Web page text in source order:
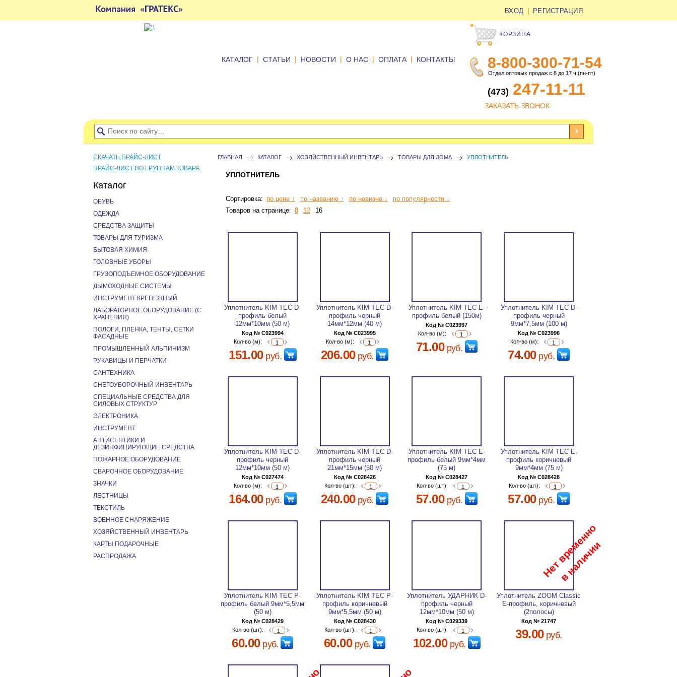
ВХОД РЕГИСТРАЦИЯ
КОРЗИНА
8-800-300-71-54
Отдел оптовых продаж с 8 до 17 ч (пн-пт)
(473) 247-11-11
ЗАКАЗАТЬ ЗВОНОК
КАТАЛОГ | СТАТЬИ | НОВОСТИ | О НАС | ОПЛАТА | КОНТАКТЫ
ГЛАВНАЯ КАТАЛОГ ХОЗЯЙСТВЕННЫЙ ИНВЕНТАРЬ ТОВАРЫ ДЛЯ ДОМА УПЛОТНИТЕЛЬ
УПЛОТНИТЕЛЬ
Сортировка: по цене ↑ по названию ↑ по новизне ↓
по популярности ↓
Товаров на странице: 8 12 16
Уплотнитель KIM TEC D-
профиль белый
12мм*10мм (50 м)
Код № C023994
Кол-во (м):
151.00руб.
Уплотнитель KIM TEC D-
профиль черный
14мм*12мм (40 м)
Код № C023995
Кол-во (м):
206.00руб.
Уплотнитель KIM TEC Е-
профиль белый (150м)
Код № C023997
Кол-во (м):
71.00руб.
Уплотнитель KIM TEC D-
профиль черный
9мм*7,5мм (100 м)
Код № C023996
Кол-во (м):
74.00руб.
Уплотнитель KIM TEC D-
профиль черный
12мм*10мм (50 м)
Код № C027474
Кол-во (м):
164.00руб.
Уплотнитель KIM TEC D-
профиль черный
21мм*15мм (50 м)
Код № C028426
Кол-во (шт):
240.00руб.
Уплотнитель KIM TEC Е-
профиль белый 9мм*4мм
(75 м)
Код № C028427
Кол-во (шт):
57.00руб.
Уплотнитель KIM TEC Е-
профиль коричневый
9мм*4мм (75 м)
Код № C028428
Кол-во (шт):
57.00руб.
Уплотнитель KIM TEC P-
профиль белый 9мм*5,5мм
(50 м)
Код № C028429
Кол-во (шт):
60.00руб.
Уплотнитель KIM TEC P-
профиль коричневый
9мм*5,5мм (50 м)
Код № C028430
Кол-во (шт):
60.00руб.
Уплотнитель УДАРНИК D-
профиль черный
12мм*10мм (50 м)
Код № C029339
Кол-во (шт):
102.00руб.
Уплотнитель ZOOM Classic
E-профиль, коричневый
(2полосы)
Код № 21747
39.00руб.
СКАЧАТЬ ПРАЙС-ЛИСТ
ПРАЙС-ЛИСТ ПО ГРУППАМ ТОВАРА
Каталог
ОБУВЬ
ОДЕЖДА
СРЕДСТВА ЗАЩИТЫ
ТОВАРЫ ДЛЯ ТУРИЗМА
БЫТОВАЯ ХИМИЯ
ГОЛОВНЫЕ УБОРЫ
ГРУЗОПОДЪЕМНОЕ ОБОРУДОВАНИЕ
ДЫМОХОДНЫЕ СИСТЕМЫ
ИНСТРУМЕНТ КРЕПЕЖНЫЙ
ЛАБОРАТОРНОЕ ОБОРУДОВАНИЕ (С
ХРАНЕНИЯ)
ПОЛОГИ, ПЛЕНКА, ТЕНТЫ, СЕТКИ
ФАСАДНЫЕ
ПРОМЫШЛЕННЫЙ АЛЬПИНИЗМ
РУКАВИЦЫ И ПЕРЧАТКИ
САНТЕХНИКА
СНЕГОУБОРОЧНЫЙ ИНВЕНТАРЬ
СПЕЦИАЛЬНЫЕ СРЕДСТВА ДЛЯ
СИЛОВЫХ СТРУКТУР
ЭЛЕКТРОНИКА
ИНСТРУМЕНТ
АНТИСЕПТИКИ И
ДЕЗИНФИЦИРУЮЩИЕ СРЕДСТВА
ПОЖАРНОЕ ОБОРУДОВАНИЕ
СВАРОЧНОЕ ОБОРУДОВАНИЕ
ЗНАЧКИ
ЛЕСТНИЦЫ
ТЕКСТИЛЬ
ВОЕННОЕ СНАРЯЖЕНИЕ
ХОЗЯЙСТВЕННЫЙ ИНВЕНТАРЬ
КАРТЫ ПОДАРОЧНЫЕ
РАСПРОДАЖА